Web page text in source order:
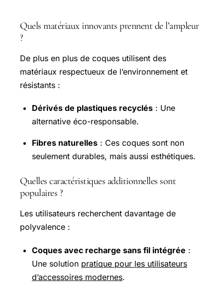
Quels matériaux innovants prennent de l’ampleur
?
De plus en plus de coques utilisent des
matériaux respectueux de l’environnement et
résistants :
Dérivés de plastiques recyclés : Une
alternative éco-responsable.
Fibres naturelles : Ces coques sont non
seulement durables, mais aussi esthétiques.
Quelles caractéristiques additionnelles sont
populaires ?
Les utilisateurs recherchent davantage de
polyvalence :
Coques avec recharge sans fil intégrée :
Une solution pratique pour les utilisateurs
d’accessoires modernes.